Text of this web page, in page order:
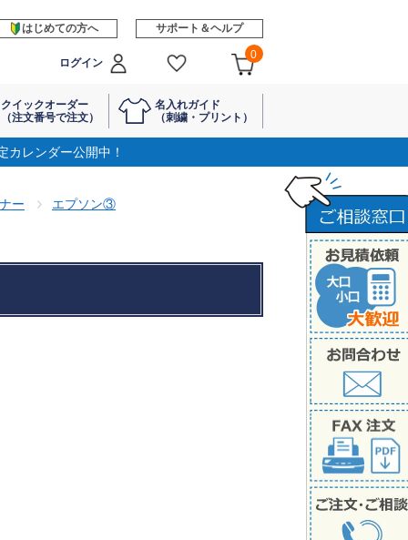
はじめての方へ サポート＆ヘルプ
ログイン
0
クイックオーダー
（注文番号で注文）
名入れガイド
（刺繍・プリント）
カレンダー公開中！
ー エプソン③